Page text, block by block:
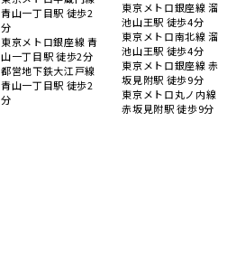
青山一丁目駅 徒歩2
分
東京メトロ銀座線 青
山一丁目駅 徒歩2分
都営地下鉄大江戸線
青山一丁目駅 徒歩2
分
東京メトロ銀座線 溜
池山王駅 徒歩4分
東京メトロ南北線 溜
池山王駅 徒歩4分
東京メトロ銀座線 赤
坂見附駅 徒歩9分
東京メトロ丸ノ内線
赤坂見附駅 徒歩9分